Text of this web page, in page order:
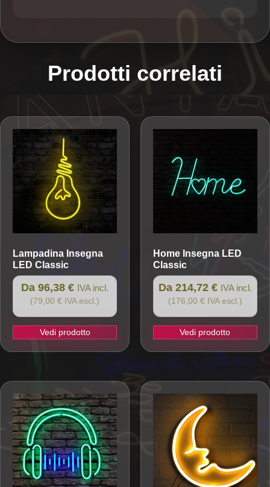
Prodotti correlati
Lampadina Insegna
LED Classic
Da 96,38 € IVA incl.
(79,00 € IVA escl.)
Vedi prodotto
varianti.
Le
opzioni
possono
essere
scelte
HomeInsegna LED
Classic
Da 214,72 € IVA incl.
(176,00 € IVA escl.)
Vedi prodotto
varianti.
opzioni
possono
essere
scelte